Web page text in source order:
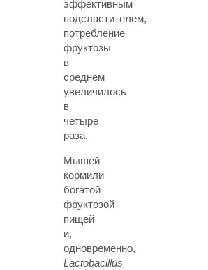
эффективным
подсластителем,
потребление
фруктозы
в
среднем
увеличилось
в
четыре
раза.
Мышей
кормили
богатой
фруктозой
пищей
и,
одновременно,
Lactobacillus